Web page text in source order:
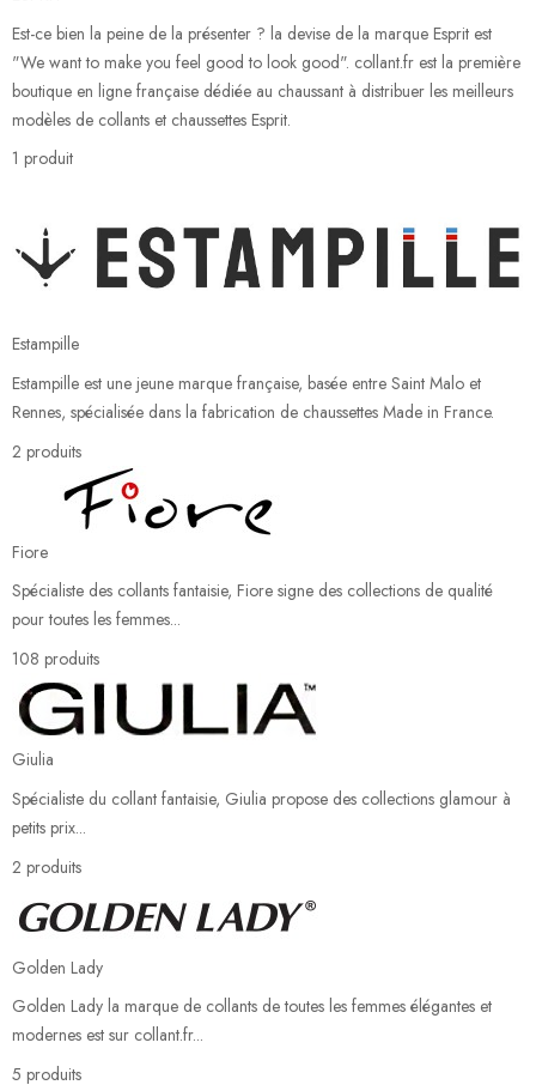
Est-ce bien la peine de la présenter ? la devise de la marque Esprit est
"We want to make you feel good to look good". collant.fr est la première
boutique en ligne française dédiée au chaussant à distribuer les meilleurs
modèles de collants et chaussettes Esprit.
1 produit
Estampille
Estampille est une jeune marque française, basée entre Saint Malo et
Rennes, spécialisée dans la fabrication de chaussettes Made in France.
2 produits
Fiore
Spécialiste des collants fantaisie, Fiore signe des collections de qualité
pour toutes les femmes...
108 produits
Giulia
Spécialiste du collant fantaisie, Giulia propose des collections glamour à
petits prix...
2 produits
Golden Lady
Golden Lady la marque de collants de toutes les femmes élégantes et
modernes est sur collant.fr...
5 produits